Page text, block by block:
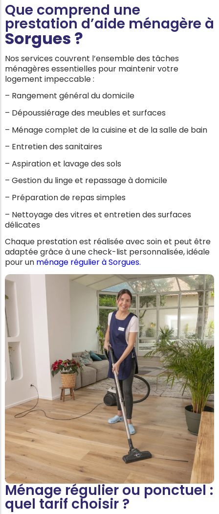
Que comprend une
prestation d’aide ménagère à
Sorgues ?
Nos services couvrent l’ensemble des tâches
ménagères essentielles pour maintenir votre
logement impeccable :
– Rangement général du domicile
– Dépoussiérage des meubles et surfaces
– Ménage complet de la cuisine et de la salle de bain
– Entretien des sanitaires
– Aspiration et lavage des sols
– Gestion du linge et repassage à domicile
– Préparation de repas simples
– Nettoyage des vitres et entretien des surfaces
délicates
Chaque prestation est réalisée avec soin et peut être
adaptée grâce à une check-list personnalisée, idéale
pour un ménage régulier à Sorgues.
Ménage régulier ou ponctuel :
quel tarif choisir ?